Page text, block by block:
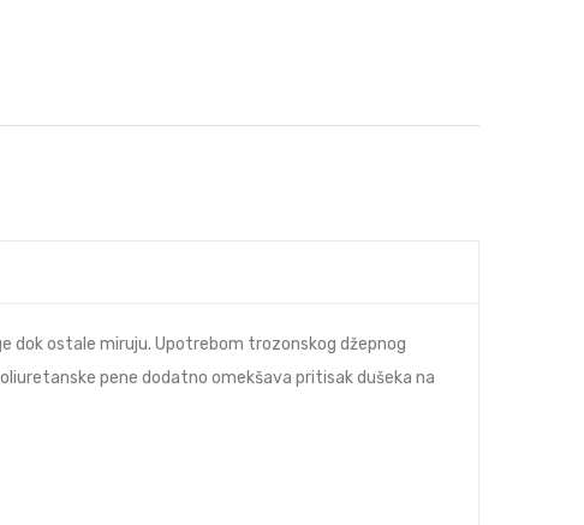
dok ostale miruju. Upotrebom trozonskog džepnog
pene dodatno omekšava pritisak dušeka na